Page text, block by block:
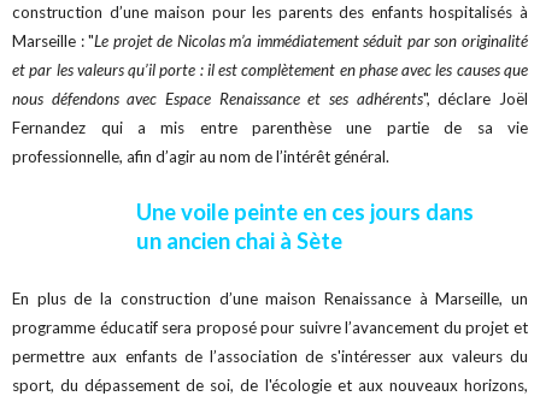
construction d’une maison pour les parents des enfants hospitalisés à
Marseille : "Le projet de Nicolas m’a immédiatement séduit par son originalité
et par les valeurs qu’il porte : il est complètement en phase avec les causes que
nous défendons avec Espace Renaissance et ses adhérents", déclare Joël
Fernandez qui a mis entre parenthèse une partie de sa vie
professionnelle, afin d’agir au nom de l’intérêt général.
Une voile peinte en ces jours dans
un ancien chai à Sète
En plus de la construction d’une maison Renaissance à Marseille, un
programme éducatif sera proposé pour suivre l’avancement du projet et
permettre aux enfants de l’association de s'intéresser aux valeurs du
sport, du dépassement de soi, de l'écologie et aux nouveaux horizons,